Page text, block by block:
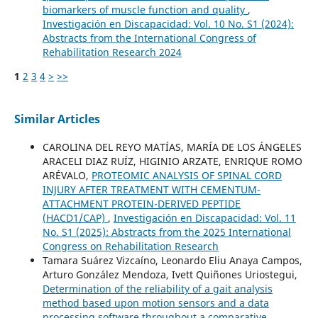
biomarkers of muscle function and quality ,
Investigación en Discapacidad: Vol. 10 No. S1 (2024):
Abstracts from the International Congress of
Rehabilitation Research 2024
1 2 3 4 > >>
Similar Articles
CAROLINA DEL REYO MATÍAS, MARÍA DE LOS ÁNGELES
ARACELI DIAZ RUÍZ, HIGINIO ARZATE, ENRIQUE ROMO
ARÉVALO, PROTEOMIC ANALYSIS OF SPINAL CORD
INJURY AFTER TREATMENT WITH CEMENTUM-
ATTACHMENT PROTEIN-DERIVED PEPTIDE
(HACD1/CAP) , Investigación en Discapacidad: Vol. 11
No. S1 (2025): Abstracts from the 2025 International
Congress on Rehabilitation Research
Tamara Suárez Vizcaíno, Leonardo Eliu Anaya Campos,
Arturo González Mendoza, Ivett Quiñones Uriostegui,
Determination of the reliability of a gait analysis
method based upon motion sensors and a data